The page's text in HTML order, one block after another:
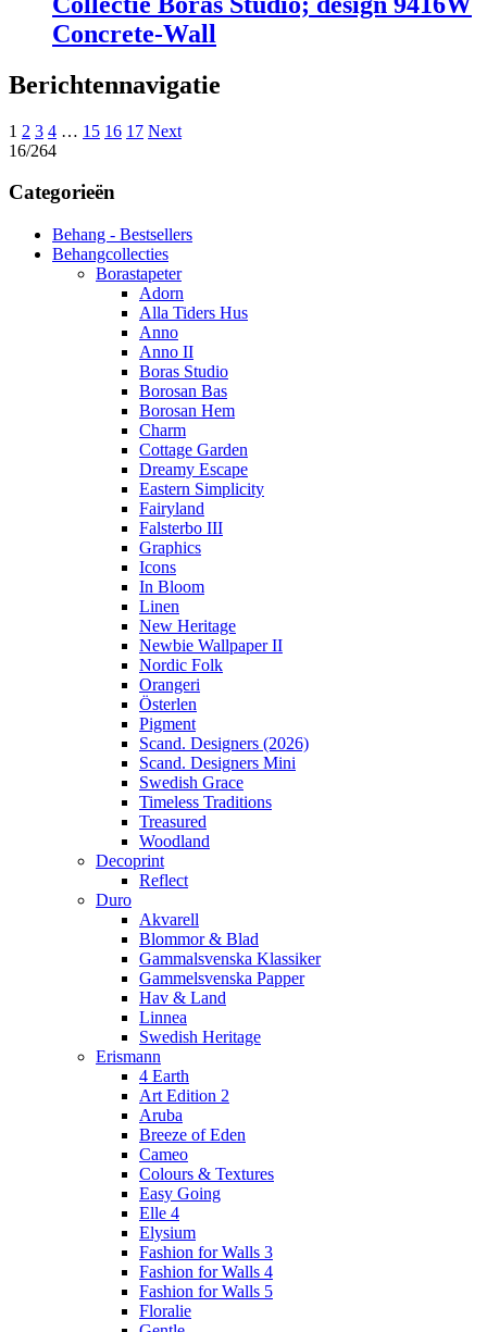
Concrete-Wall
Berichtennavigatie
1 2 3 4 … 15 16 17 Next
16/264
Categorieën
Behang - Bestsellers
Behangcollecties
Borastapeter
Adorn
Alla Tiders Hus
Anno
Anno II
Boras Studio
Borosan Bas
Borosan Hem
Charm
Cottage Garden
Dreamy Escape
Eastern Simplicity
Fairyland
Falsterbo III
Graphics
Icons
In Bloom
Linen
New Heritage
Newbie Wallpaper II
Nordic Folk
Orangeri
Österlen
Pigment
Scand. Designers (2026)
Scand. Designers Mini
Swedish Grace
Timeless Traditions
Treasured
Woodland
Decoprint
Reflect
Duro
Akvarell
Blommor & Blad
Gammalsvenska Klassiker
Gammelsvenska Papper
Hav & Land
Linnea
Swedish Heritage
Erismann
4 Earth
Art Edition 2
Aruba
Breeze of Eden
Cameo
Colours & Textures
Easy Going
Elle 4
Elysium
Fashion for Walls 3
Fashion for Walls 4
Fashion for Walls 5
Floralie